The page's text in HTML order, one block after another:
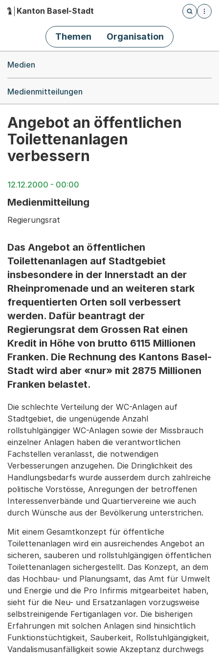
Hauptnavigation
Kanton Basel-Stadt
Öffnet
Themen Organisation
Medien
Medienmitteilungen
Angebot an öffentlichen
Toilettenanlagen
verbessern
12.12.2000 - 00:00
Medienmitteilung
Regierungsrat
Das Angebot an öffentlichen
Toilettenanlagen auf Stadtgebiet
insbesondere in der Innerstadt an der
Rheinpromenade und an weiteren stark
frequentierten Orten soll verbessert
werden. Dafür beantragt der
Regierungsrat dem Grossen Rat einen
Kredit in Höhe von brutto 6115 Millionen
Franken. Die Rechnung des Kantons Basel-
Stadt wird aber «nur» mit 2875 Millionen
Franken belastet.
Die schlechte Verteilung der WC-Anlagen auf
Stadtgebiet, die ungenügende Anzahl
rollstuhlgängiger WC-Anlagen sowie der Missbrauch
einzelner Anlagen haben die verantwortlichen
Fachstellen veranlasst, die notwendigen
Verbesserungen anzugehen. Die Dringlichkeit des
Handlungsbedarfs wurde ausserdem durch zahlreiche
politische Vorstösse, Anregungen der betroffenen
Interessenverbände und Quartiervereine wie auch
durch Wünsche aus der Bevölkerung unterstrichen.
Mit einem Gesamtkonzept für öffentliche
Toilettenanlagen wird ein ausreichendes Angebot an
sicheren, sauberen und rollstuhlgängigen öffentlichen
Toilettenanlagen sichergestellt. Das Konzept, an dem
das Hochbau- und Planungsamt, das Amt für Umwelt
und Energie und die Pro Infirmis mitgearbeitet haben,
sieht für die Neu- und Ersatzanlagen vorzugsweise
selbstreinigende Fertiganlagen vor. Die bisherigen
Erfahrungen mit solchen Anlagen sind hinsichtlich
Funktionstüchtigkeit, Sauberkeit, Rollstuhlgängigkeit,
Vandalismusanfälligkeit sowie Akzeptanz durchwegs